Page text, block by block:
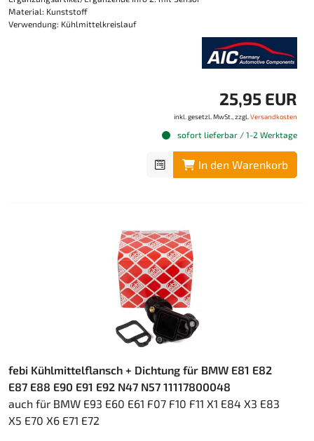
Material: Kunststoff
Verwendung: Kühlmittelkreislauf
25,95 EUR
inkl. gesetzl. MwSt., zzgl. Versandkosten
sofort lieferbar / 1-2 Werktage
In den Warenkorb
febi Kühlmittelflansch + Dichtung für BMW E81 E82
E87 E88 E90 E91 E92 N47 N57 11117800048
auch für BMW E93 E60 E61 F07 F10 F11 X1 E84 X3 E83
X5 E70 X6 E71 E72